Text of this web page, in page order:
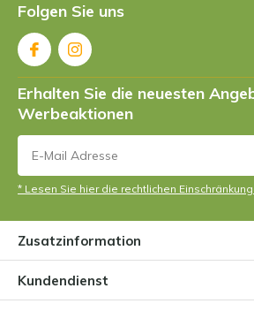
Folgen Sie uns
Erhalten Sie die neuesten
Werbeaktionen
* Lesen Sie hier die rechtlichen
Zusatzinformation
Kundendienst